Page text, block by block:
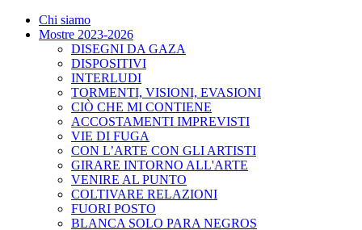
Chi siamo
Mostre 2023-2026
DISEGNI DA GAZA
DISPOSITIVI
INTERLUDI
TORMENTI, VISIONI, EVASIONI
CIÒ CHE MI CONTIENE
ACCOSTAMENTI IMPREVISTI
VIE DI FUGA
CON L’ARTE CON GLI ARTISTI
GIRARE INTORNO ALL'ARTE
VENIRE AL PUNTO
COLTIVARE RELAZIONI
FUORI POSTO
BLANCA SOLO PARA NEGROS